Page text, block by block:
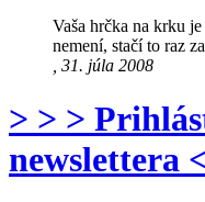
Vaša hrčka na krku
nemení, stačí to raz
, 31. júla 2008
> > >
newslettera